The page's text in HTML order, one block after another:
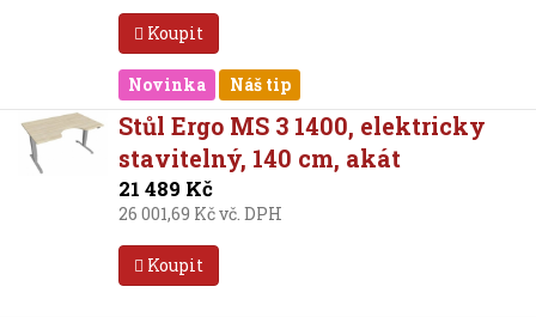
Koupit
Novinka Náš tip
Stůl Ergo MS 3 1400, elektricky
stavitelný, 140 cm, akát
21 489 Kč
26 001,69 Kč vč. DPH
Koupit